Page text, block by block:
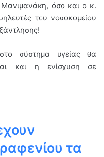
όσο και ο κ.
του νοσοκομείου
σύστημα υγείας θα
και η ενίσχυση σε
τα